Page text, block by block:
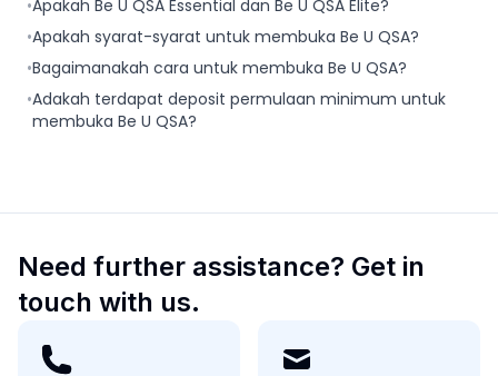
•Apakah Be U QSA Essential dan Be U QSA Elite?
•Apakah syarat-syarat untuk membuka Be U QSA?
•Bagaimanakah cara untuk membuka Be U QSA?
•Adakah terdapat deposit permulaan minimum untuk
membuka Be U QSA?
Need further assistance? Get in
touch with us.